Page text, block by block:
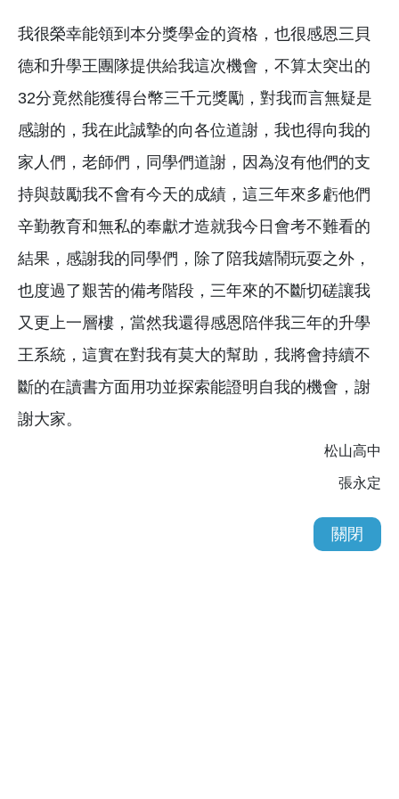
我很榮幸能領到本分獎學金的資格，也很感恩三貝
德和升學王團隊提供給我這次機會，不算太突出的
32分竟然能獲得台幣三千元獎勵，對我而言無疑是
感謝的，我在此誠摯的向各位道謝，我也得向我的
家人們，老師們，同學們道謝，因為沒有他們的支
持與鼓勵我不會有今天的成績，這三年來多虧他們
辛勤教育和無私的奉獻才造就我今日會考不難看的
結果，感謝我的同學們，除了陪我嬉鬧玩耍之外，
也度過了艱苦的備考階段，三年來的不斷切磋讓我
又更上一層樓，當然我還得感恩陪伴我三年的升學
王系統，這實在對我有莫大的幫助，我將會持續不
斷的在讀書方面用功並探索能證明自我的機會，謝
謝大家。
松山高中
張永定
關閉